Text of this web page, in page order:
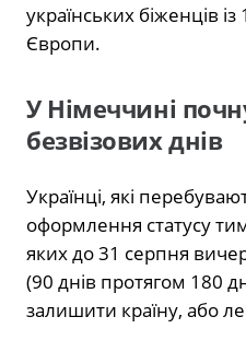
українських біженців
Європи.
У Німеччині
безвізових днів
Українці, які
оформлення статусу
яких до 31 серпня
(90 днів протягом 180
залишити країну, або